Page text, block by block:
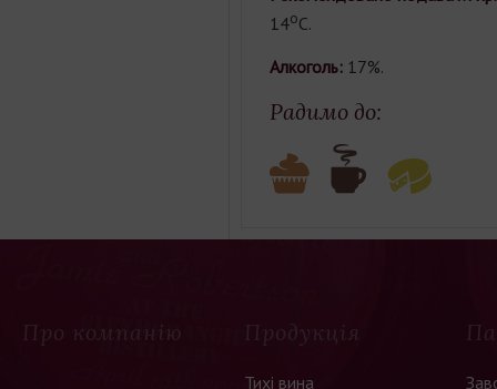
14оС.
Алкоголь:17%.
Радимо до:
Про компанію Продукція
Тихі вина